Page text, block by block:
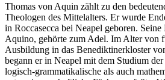
Thomas von Aquin zählt zu den
Theologen des Mittelalters. Er wurde
in Roccasecca bei Neapel geboren.
Aquino, gehörte zum Adel. Im Alter von
Ausbildung in das Benediktinerkloster
begann er in Neapel mit dem Studium
logisch-grammatikalische als auch